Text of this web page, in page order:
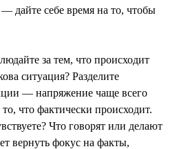
дайте себе время на то, чтобы
за тем, что происходит
ситуация? Разделите
— напряжение чаще всего
что фактически происходит.
Что говорят или делают
вернуть фокус на факты,